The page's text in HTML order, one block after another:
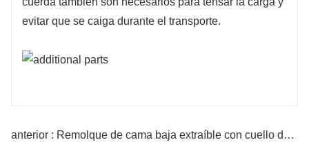
evitar que se caiga durante el transporte.
anterior : Remolque de cama baja extraíble con cuello de cisne de 3 ejes y 80 toneladas